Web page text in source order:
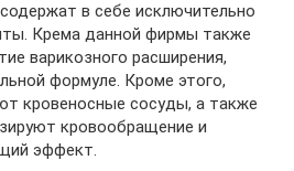
в себе исключительно
Крема данной фирмы также
варикозного расширения,
формуле. Кроме этого,
кровеносные сосуды, а также
кровообращение и
эффект.